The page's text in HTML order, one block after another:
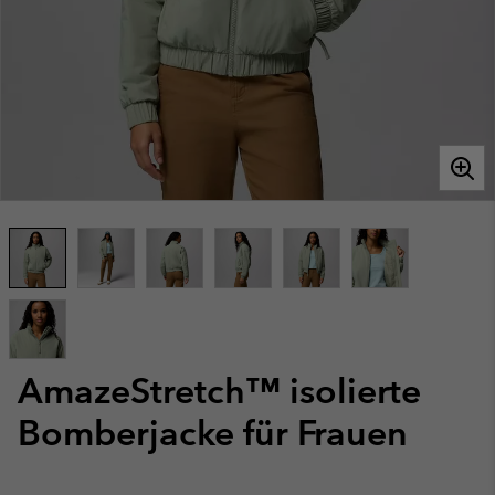
AmazeStretch™ isolierte
Bomberjacke für Frauen